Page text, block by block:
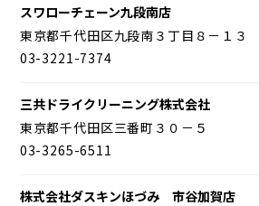
スワローチェーン九段南店
東京都千代田区九段南３丁目８－１３
03-3221-7374
三共ドライクリーニング株式会社
東京都千代田区三番町３０－５
03-3265-6511
株式会社ダスキンほづみ 市谷加賀店